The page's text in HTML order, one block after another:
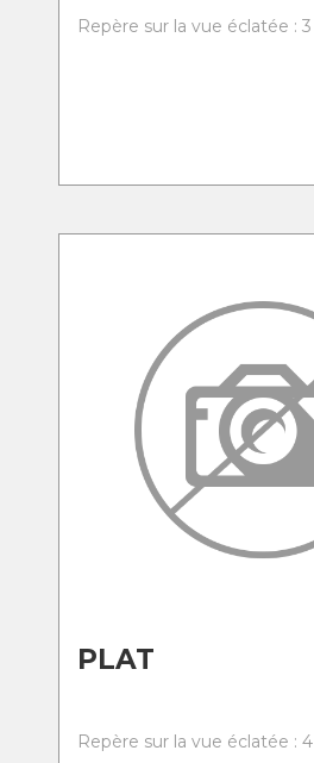
Repère sur la vue éclatée : 3
PLAT
Repère sur la vue éclatée : 4